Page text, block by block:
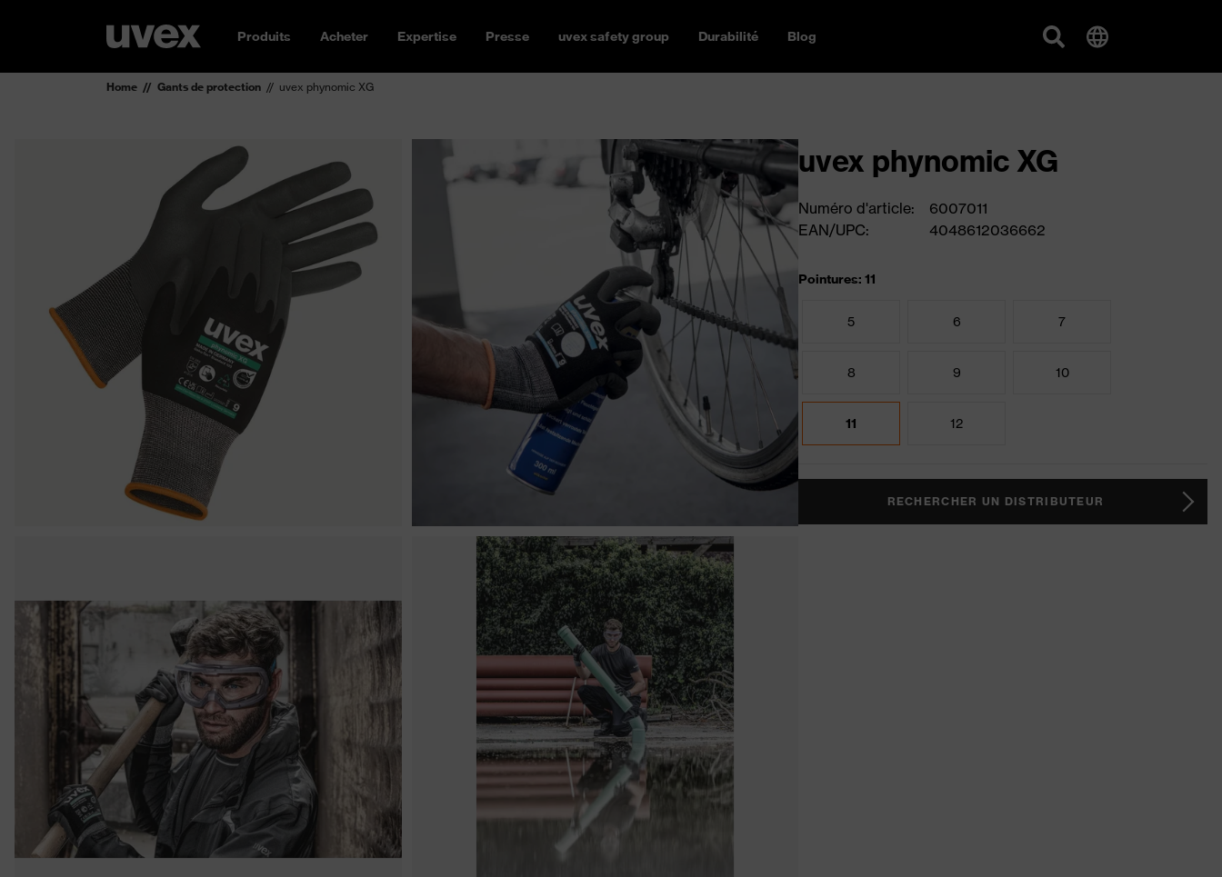
Produits Acheter Expertise Presse uvex safety group Durabilité Blog
Home Gants de protection uvex phynomic XG
uvex phynomic XG
Numéro d'article:
6007011
EAN/UPC:
4048612036662
Pointures: 11
5 6 7
8 9 10
11 12
RECHERCHER UN DISTRIBUTEUR